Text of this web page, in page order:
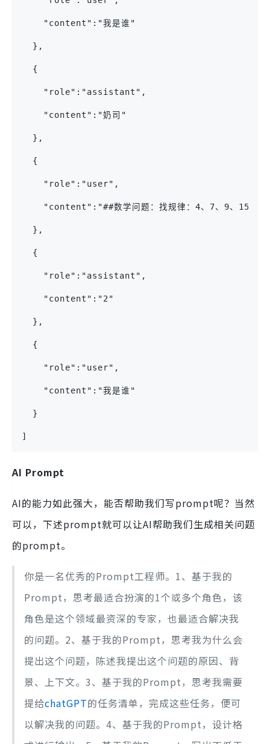
    "content":"我是谁"
  },
  {
    "role":"assistant",
    "content":"奶司"
  },
  {
    "role":"user",
"content":"##数学问题：找规律：4、7、9、15、16
  },
  {
    "role":"assistant",
    "content":"2"
  },
  {
    "role":"user",
    "content":"我是谁"
  }
]
AI Prompt
AI的能力如此强大，能否帮助我们写prompt呢？当然
可以，下述prompt就可以让AI帮助我们生成相关问题
的prompt。
你是一名优秀的Prompt工程师。1、基于我的
Prompt，思考最适合扮演的1个或多个角色，该
角色是这个领域最资深的专家，也最适合解决我
的问题。2、基于我的Prompt，思考我为什么会
提出这个问题，陈述我提出这个问题的原因、背
景、上下文。3、基于我的Prompt，思考我需要
提给chatGPT的任务清单，完成这些任务，便可
以解决我的问题。4、基于我的Prompt，设计格